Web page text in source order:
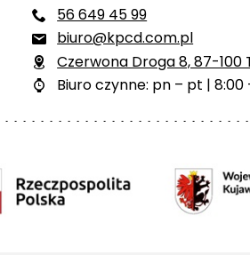
 56 649 45 99
 biuro@kpcd.com.pl
 Czerwona Droga 8, 87-100
 Biuro czynne: pn – pt | 8:00